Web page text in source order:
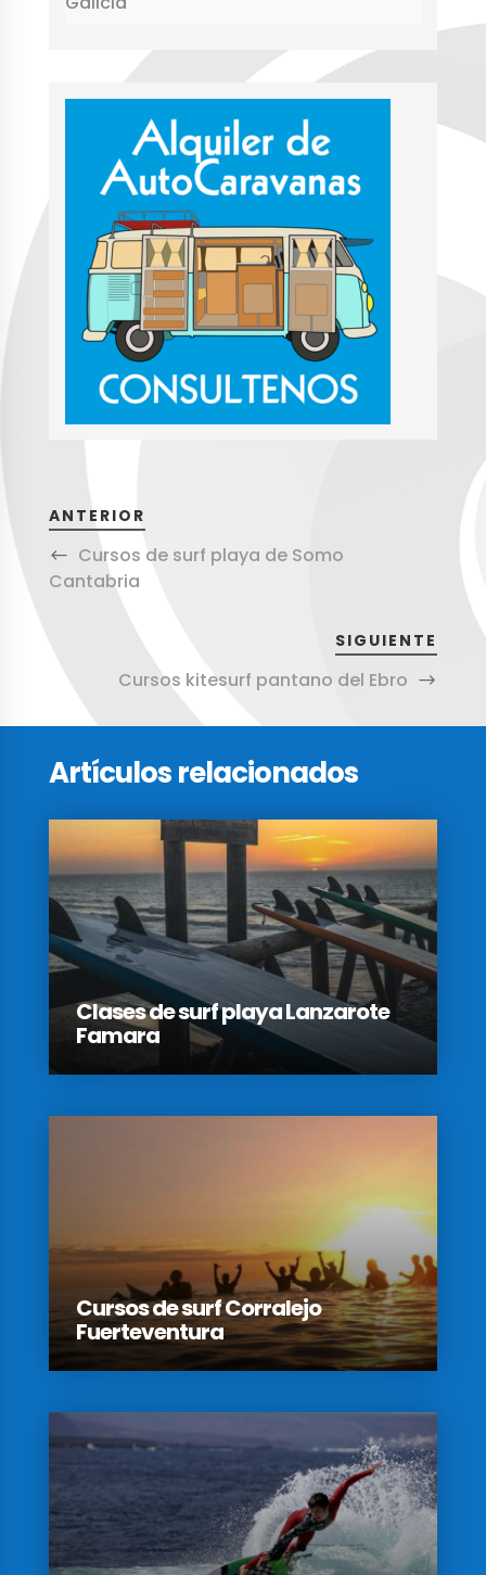
ANTERIOR
Cursos de surf playa de Somo
Cantabria
SIGUIENTE
Cursos kitesurf pantano del Ebro
Artículos relacionados
Clases de surf playa Lanzarote
Famara
Cursos de surf Corralejo
Fuerteventura